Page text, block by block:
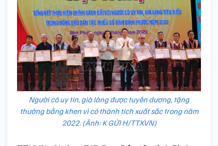
Người có uy tín, già làng được tuyên dương, tặng
thưởng bằng khen vì có thành tích xuất sắc trong năm
2022. (Ảnh: K GỬI H/TTXVN)